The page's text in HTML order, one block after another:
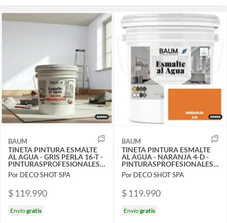
BAUM
TINETA PINTURA ESMALTE
AL AGUA - GRIS PERLA 16-T -
PINTURASPROFESIONALES
CHILE
Por DECO SHOT SPA
$ 119.990
Envíogratis
BAUM
TINETA PINTURA ESMALTE
AL AGUA - NARANJA 4-D -
PINTURASPROFESIONALES
CHILE
Por DECO SHOT SPA
$ 119.990
Envíogratis